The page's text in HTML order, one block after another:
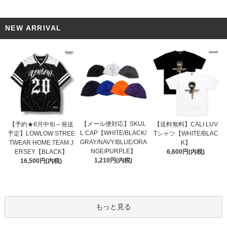
NEW ARRIVAL
【予約★8月中旬～発送
予定】LOWLOW STREE
TWEAR HOME TEAM J
ERSEY【BLACK】
16,500円(内税)
【メール便対応】SKUL
L CAP【WHITE/BLACK/
GRAY/NAVY/BLUE/ORA
NGE/PURPLE】
1,210円(内税)
【送料無料】CALI LUV
Tシャツ【WHITE/BLAC
K】
6,600円(内税)
もっと見る